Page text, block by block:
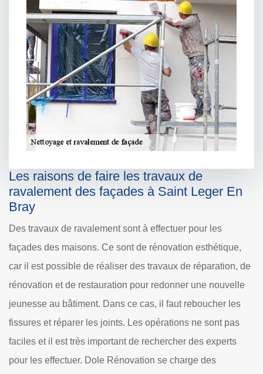
Les raisons de faire les travaux de
ravalement des façades à Saint Leger En
Bray
Des travaux de ravalement sont à effectuer pour les
façades des maisons. Ce sont de rénovation esthétique,
car il est possible de réaliser des travaux de réparation, de
rénovation et de restauration pour redonner une nouvelle
jeunesse au bâtiment. Dans ce cas, il faut reboucher les
fissures et réparer les joints. Les opérations ne sont pas
faciles et il est très important de rechercher des experts
pour les effectuer. Dole Rénovation se charge des